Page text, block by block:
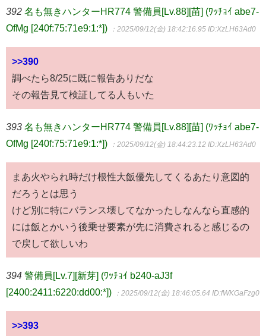
392 名も無きハンターHR774 警備員[Lv.88][苗] (ﾜｯﾁｮｲ abe7-
OfMg [240f:75:71e9:1:*])
：2025/09/12(金) 18:42:16.95 ID:XzLH63Ad0
>>390
調べたら8/25に既に報告ありだな
その報告見て検証してる人もいた
393 名も無きハンターHR774 警備員[Lv.88][苗] (ﾜｯﾁｮｲ abe7-
OfMg [240f:75:71e9:1:*])
：2025/09/12(金) 18:44:23.12 ID:XzLH63Ad0
まあ火やられ時だけ根性大飯優先してくるあたり意図的
だろうとは思う
けど別に特にバランス壊してなかったしなんなら直感的
には飯とかいう後乗せ要素が先に消費されると感じるの
で戻して欲しいわ
394 警備員[Lv.7][新芽] (ﾜｯﾁｮｲ b240-aJ3f
[2400:2411:6220:dd00:*])
：2025/09/12(金) 18:46:05.64 ID:fWKGaFzg0
>>393